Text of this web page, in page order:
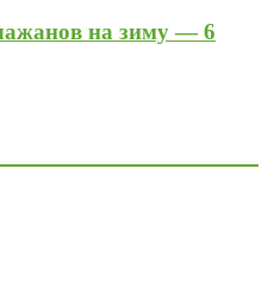
на зиму — 6